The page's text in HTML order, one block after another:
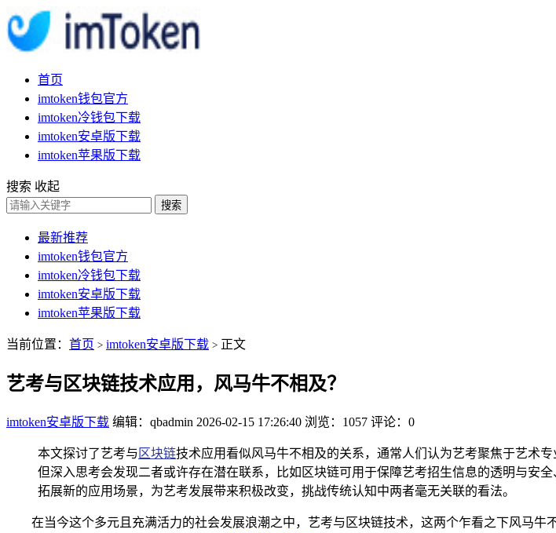
首页
imtoken钱包官方
imtoken冷钱包下载
imtoken安卓版下载
imtoken苹果版下载
搜索 收起
搜索
最新推荐
imtoken钱包官方
imtoken冷钱包下载
imtoken安卓版下载
imtoken苹果版下载
当前位置： 首页 > imtoken安卓版下载 > 正文
艺考与区块链技术应用，风马牛不相及？
imtoken安卓版下载 编辑：qbadmin 2026-02-15 17:26:40 浏览：1057 评论：0
本文探讨了艺考与 区块链技术应用看似风马牛不相及的关系，通常人们认为艺考聚焦于艺术
但深入思考会发现二者或许存在潜在联系，比如区块链可用于保障艺考招生信息的透明与安
拓展新的应用场景，为艺考发展带来积极改变，挑战传统认知中两者毫无关联的看法。
在当今这个多元且充满活力的社会发展浪潮之中，艺考与区块链技术，这两个乍看之下风马